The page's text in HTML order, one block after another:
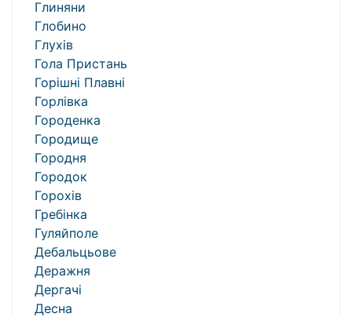
Глиняни
Глобино
Глухів
Гола Пристань
Горішні Плавні
Горлівка
Городенка
Городище
Городня
Городок
Горохів
Гребінка
Гуляйполе
Дебальцьове
Деражня
Дергачі
Десна